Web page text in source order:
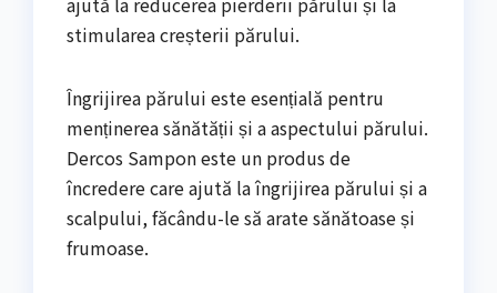
stimularea creșterii părului.
Îngrijirea părului este esențială pentru
menținerea sănătății și a aspectului părului.
Dercos Sampon este un produs de
încredere care ajută la îngrijirea părului și a
scalpului, făcându-le să arate sănătoase și
frumoase.